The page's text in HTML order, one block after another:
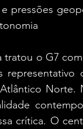
pressões
tratou o G7
Norte.
crítica. O